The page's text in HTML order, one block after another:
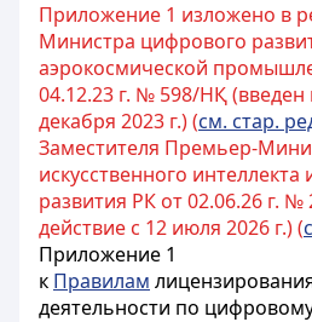
Приложение 1 изложено в
Министра цифрового
аэрокосмической
04.12.23 г. № 598/НҚ (введен
декабря 2023 г.) (см. стар.
Заместителя Премьер-
искусственного
развития РК от 02.06.26 г.
действие с 12 июля 2026 г.) (
Приложение 1
к Правилам
деятельности по